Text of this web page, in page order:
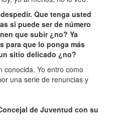
Que tenga usted
si puede ser de número
que subir ¿no? Ya
para que lo ponga más
sitio delicado ¿no?
Yo entro como
una serie de renuncias y
de Juventud con su